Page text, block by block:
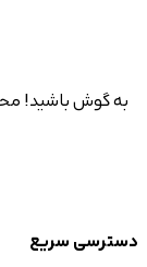
به گوش باشید!
دسترسی سریع